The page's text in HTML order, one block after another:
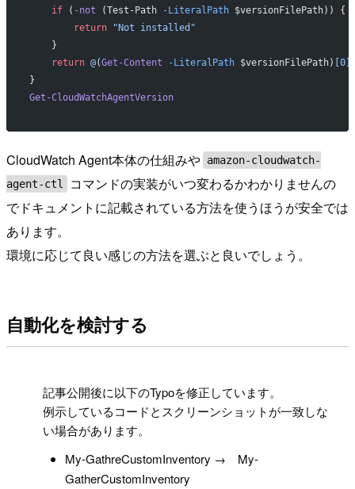
    if
( -not (Test-Path -LiteralPath $versionFilePath)) {
        return
"Not installed"
    }
    return
@(Get-Content -LiteralPath $versionFilePath)
[0]
}
Get-CloudWatchAgentVersion
CloudWatch Agent本体の仕組みや amazon-cloudwatch-
agent-ctl
コマンドの実装がいつ変わるかわかりませんの
でドキュメントに記載されている方法を使うほうが安全では
あります。
環境に応じて良い感じの方法を選ぶと良いでしょう。
自動化を検討する
記事公開後に以下のTypoを修正しています。
例示しているコードとスクリーンショットが一致しな
い場合があります。
My-GathreCustomInventory → My-
GatherCustomInventory